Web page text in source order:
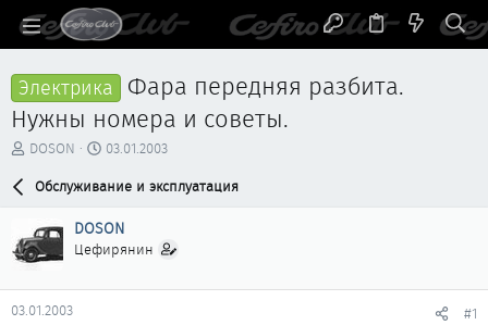
Электрика Фара передняя разбита.
Нужны номера и советы.
А
р
т
е
м
ы
DOSON
Д
т
н
а
а
03.01.2003
Обслуживание и эксплуатация
DOSON
Цефирянин
03.01.2003 #1